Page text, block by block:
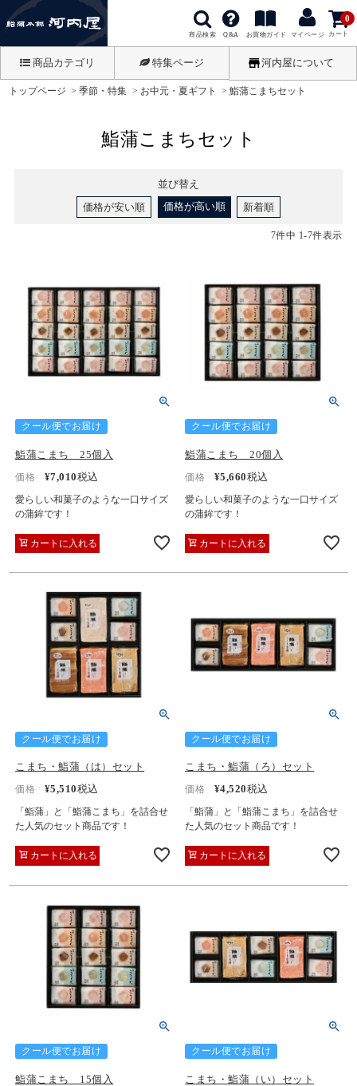
商品検索 Q&A お買物ガイド マイページ カート
0
商品カテゴリ 特集ページ 河内屋について
トップページ 季節・特集 お中元・夏ギフト 鮨蒲こまちセット
鮨蒲こまちセット
並び替え
価格が安い順
価格が高い順 新着順
7件中 1-7件表示
クール便でお届け
鮨蒲こまち 25個入
価格 ¥7,010税込
愛らしい和菓子のような一口サイズ
の蒲鉾です！
カートに入れる
クール便でお届け
鮨蒲こまち 20個入
価格 ¥5,660税込
愛らしい和菓子のような一口サイズ
の蒲鉾です！
カートに入れる
クール便でお届け
こまち・鮨蒲（は）セット
価格 ¥5,510税込
「鮨蒲」と「鮨蒲こまち」を詰合せ
た人気のセット商品です！
カートに入れる
クール便でお届け
こまち・鮨蒲（ろ）セット
価格 ¥4,520税込
「鮨蒲」と「鮨蒲こまち」を詰合せ
た人気のセット商品です！
カートに入れる
クール便でお届け
鮨蒲こまち 15個入
クール便でお届け
こまち・鮨蒲（い）セット